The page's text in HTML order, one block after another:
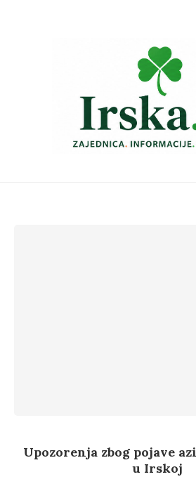
Upozorenja zbog pojave
u Irskoj